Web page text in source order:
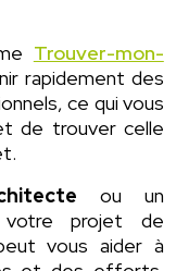
Trouver-mon-
rapidement des
ce qui vous
de trouver celle
ou un
projet de
vous aider à